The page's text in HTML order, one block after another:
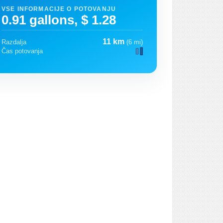
VSE INFORMACIJE O POTOVANJU
0.91 gallons, $ 1.28
Razdalja 11 km (6 mi)
Čas potovanja